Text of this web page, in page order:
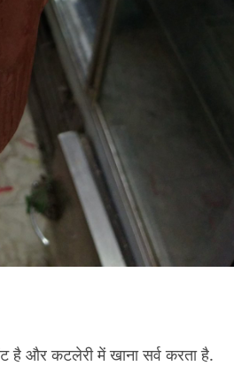
है और कटलेरी में खाना सर्व करता है.